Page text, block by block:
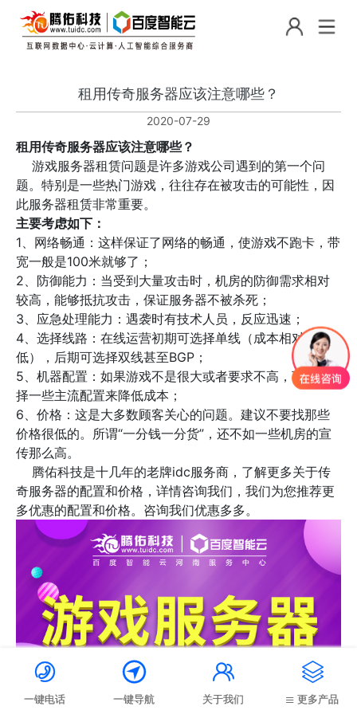
租用传奇服务器应该注意哪些？
2020-07-29
租用传奇服务器应该注意哪些？
游戏服务器租赁问题是许多游戏公司遇到的第一个问
题。特别是一些热门游戏，往往存在被攻击的可能性，因
此服务器租赁非常重要。
主要考虑如下：
1、网络畅通：这样保证了网络的畅通，使游戏不跑卡，带
宽一般是100米就够了；
2、防御能力：当受到大量攻击时，机房的防御需求相对
较高，能够抵抗攻击，保证服务器不被杀死；
3、应急处理能力：遇袭时有技术人员，反应迅速；
4、选择线路：在线运营初期可选择单线（成本相对较
低），后期可选择双线甚至BGP；
5、机器配置：如果游戏不是很大或者要求不高，可以选
择一些主流配置来降低成本；
6、价格：这是大多数顾客关心的问题。建议不要找那些
价格很低的。所谓“一分钱一分货”，还不如一些机房的宣
传那么高。
腾佑科技是十几年的老牌idc服务商，了解更多关于传
奇服务器的配置和价格，详情咨询我们，我们为您推荐更
多优惠的配置和价格。咨询我们优惠多多。

一键电话

一键导航

关于我们

更多产品